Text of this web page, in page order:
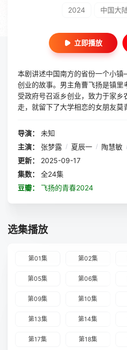
2024 中国大
立即播放
本剧讲述中国南方的省份一个小
创业的故事。男主角曹飞扬是镇里
受政府号召返乡创业，致力于家乡
走，就留下了大学相恋的女朋友莫
导演：
未知
主演：
张梦露 / 夏辰一 / 陶慧敏
更新：
2025-09-17
集数：
全24集
豆瓣：
飞扬的青春2024
选集播放
第01集 第02集
第05集 第06集
第09集 第10集
第13集 第14集
第17集 第18集